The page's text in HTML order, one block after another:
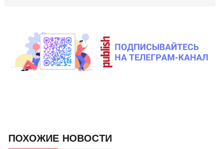
ПОХОЖИЕ НОВОСТИ